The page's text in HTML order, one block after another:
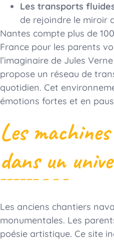
Les transports
de rejoindre le miroir
Nantes compte plus de
France pour les parents
l’imaginaire de Jules
propose un réseau de
quotidien. Cet
émotions fortes et en
Les
dans un
Les anciens chantiers
monumentales. Les
poésie artistique. Ce site